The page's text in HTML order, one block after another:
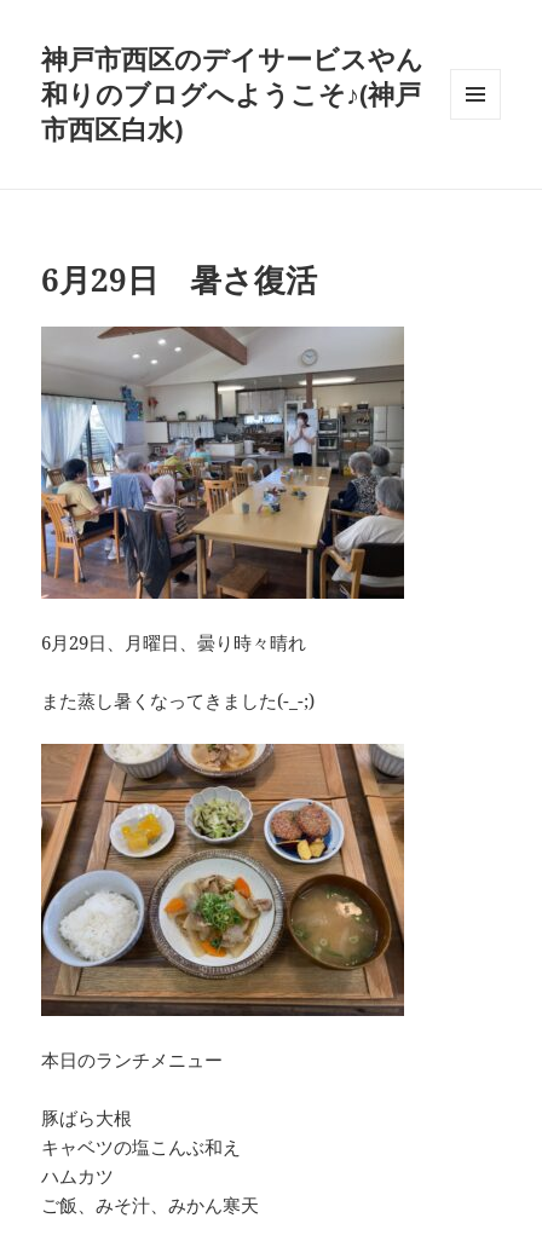
神戸市西区のデイサービスやん
和りのブログへようこそ♪(神戸
市西区白水)
6月29日 暑さ復活
6月29日、月曜日、曇り時々晴れ
また蒸し暑くなってきました(-_-;)
本日のランチメニュー
豚ばら大根
キャベツの塩こんぶ和え
ハムカツ
ご飯、みそ汁、みかん寒天